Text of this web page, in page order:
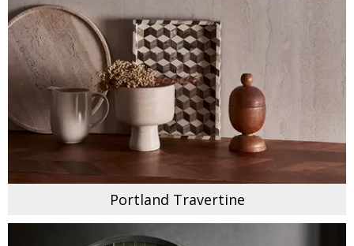
Portland Travertine